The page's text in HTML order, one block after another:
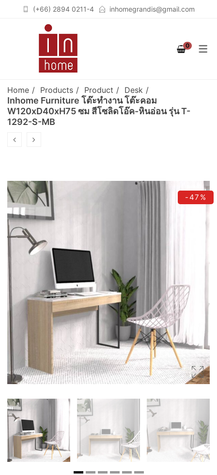
COLLECTION
STUTTGART
BERLIN
BREMEN
SOLID OAK
ROOM
เฟอร์นิเจอร์สำหรับห้องนอน
เฟอร์นิเจอร์สำหรับห้องนั่งเล่น
(LIVING ROOM)
เฟอร์นิเจอร์สำหรับห้องทำงาน
PRODUCT
เตียงนอน (BEDS)
IN CLOSET)
ชั้นวางจอคอมพิวเตอร์
(COMPUTER STAND)
ชั้นวางทีวี (TV CABINETS)
ตู้เก็บของอเนกประสงค์
(SIDEBOARDS)
โต๊ะกลาง (COFFEE TABLES)
ตู้ลิ้นชัก (DRAWER CHESTS)
โต๊ะเครื่องแป้ง (DRESSING
TABLES)
ชั้นวางของ (SHELVES)
ชั้นวางรองเท้า (SHOES
ตู้ข้างเตียง (SIDE TABLES)
โต๊ะทำงาน (DESKS)
(+66) 2894 0211-4 inhomegrandis@gmail.com
0
Home Products Product Desk
Inhome Furniture โต๊ะทำงาน โต๊ะคอม
W120xD40xH75 ซม สีโซลิดโอ๊ค-หินอ่อน รุ่น T-
1292-S-MB
-47%